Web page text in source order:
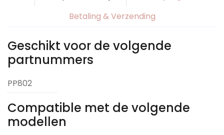
Betaling & Verzending
Geschikt voor de volgende
partnummers
PP802
Compatible met de volgende
modellen